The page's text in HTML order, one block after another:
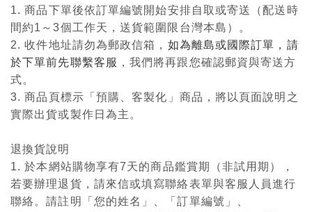
1. 商品下單後依訂單編號開始安排自取或寄送（配送時
間約1～3個工作天，送貨範圍限台灣本島）。
2. 收件地址請勿為郵政信箱， 如為離島或國際訂單，請
於下單前先聯繫客服 ，我們將再跟您確認郵資與寄送方
式。
3. 商品頁標示「預購、客製化」商品，將以頁面說明之
實際出貨或製作日為主。
退換貨說明
1. 於本網站購物享有7天的商品鑑賞期（非試用期），
若要辦理退貨，請來信或填寫聯絡表單與客服人員進行
聯絡。請註明「您的姓名」、「訂單編號」、